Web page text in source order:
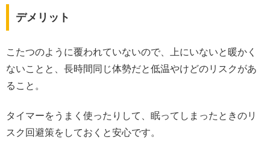
デメリット
こたつのように覆われていないので、上にいないと暖かく
ないことと、長時間同じ体勢だと低温やけどのリスクがあ
ること。
タイマーをうまく使ったりして、眠ってしまったときのリ
スク回避策をしておくと安心です。